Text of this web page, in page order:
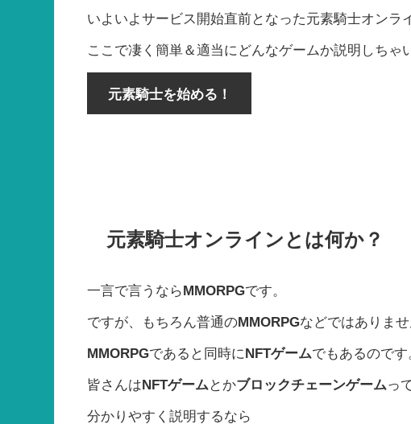
いよいよサービス開始直前となった元素騎士オンラ
ここで凄く簡単＆適当にどんなゲームか説明しちゃ
元素騎士を始める！
元素騎士オンラインとは何か？
一言で言うならMMORPGです。
ですが、もちろん普通のMMORPGなどではありませ
MMORPGであると同時にNFTゲームでもあるのです
皆さんはNFTゲーム とかブロックチェーンゲームっ
分かりやすく説明するなら